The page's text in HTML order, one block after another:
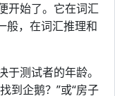
开始了。它在词汇
般，在词汇推理和
测试者的年龄。
到企鹅？”或“房子